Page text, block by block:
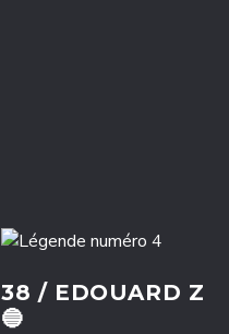
38 / EDOUARD Z
🔵